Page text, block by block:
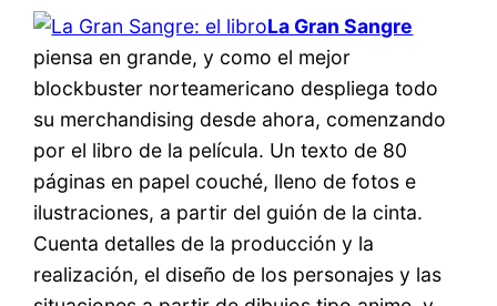
La Gran Sangre
piensa en grande, y como el mejor
blockbuster norteamericano despliega todo
su merchandising desde ahora, comenzando
por el libro de la película. Un texto de 80
páginas en papel couché, lleno de fotos e
ilustraciones, a partir del guión de la cinta.
Cuenta detalles de la producción y la
realización, el diseño de los personajes y las